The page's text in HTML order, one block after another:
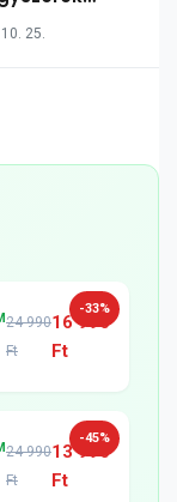
25.
-33%
24 990
Ft
16 990
Ft
-45%
24 990
Ft
13 990
Ft